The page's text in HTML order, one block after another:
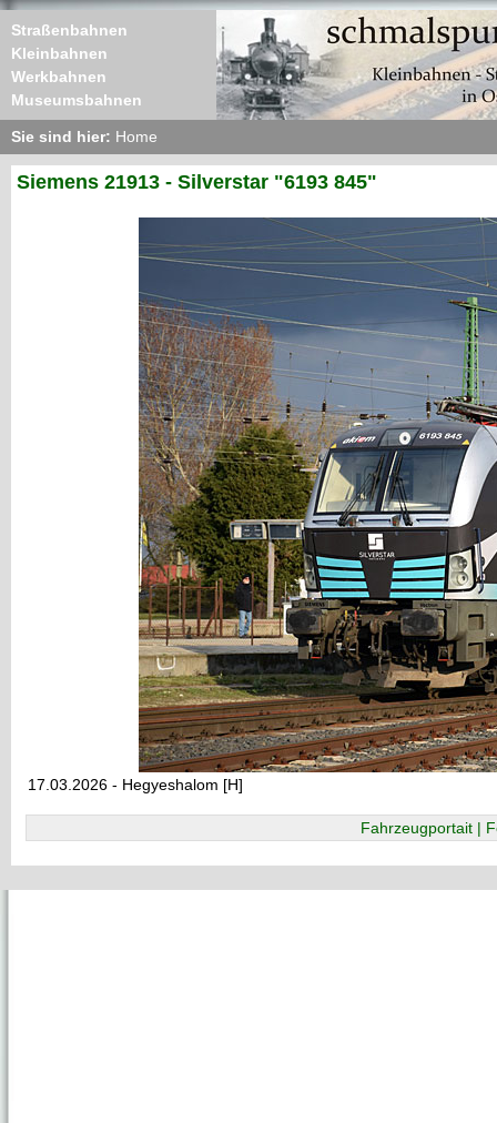
Straßenbahnen
Kleinbahnen
Werkbahnen
Museumsbahnen
Sie sind hier: Home
Siemens 21913 - Silverstar "6193 845"
17.03.2026 - Hegyeshalom [H]
Fahrzeugportait |